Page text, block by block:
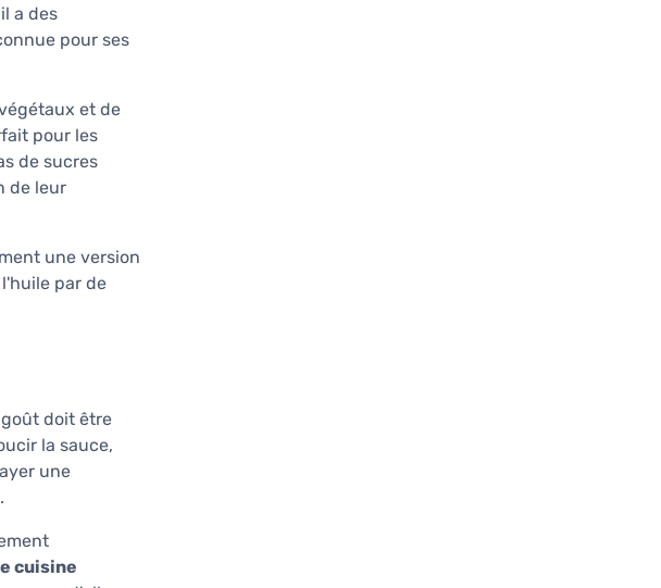
a des
pour ses
et de
pour les
de sucres
de leur
une version
par de
doit être
la sauce,
une
cuisine